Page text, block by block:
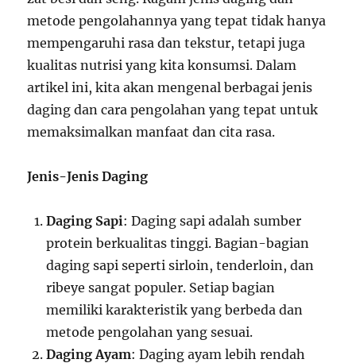
metode pengolahannya yang tepat tidak hanya
mempengaruhi rasa dan tekstur, tetapi juga
kualitas nutrisi yang kita konsumsi. Dalam
artikel ini, kita akan mengenal berbagai jenis
daging dan cara pengolahan yang tepat untuk
memaksimalkan manfaat dan cita rasa.
Jenis-Jenis Daging
Daging Sapi: Daging sapi adalah sumber
protein berkualitas tinggi. Bagian-bagian
daging sapi seperti sirloin, tenderloin, dan
ribeye sangat populer. Setiap bagian
memiliki karakteristik yang berbeda dan
metode pengolahan yang sesuai.
Daging Ayam: Daging ayam lebih rendah